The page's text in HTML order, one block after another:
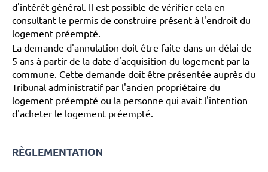
d'intérêt général. Il est possible de vérifier cela en
consultant le permis de construire présent à l'endroit du
logement préempté.
La demande d'annulation doit être faite dans un délai de
5 ans à partir de la date d'acquisition du logement par la
commune. Cette demande doit être présentée auprès du
Tribunal administratif par l'ancien propriétaire du
logement préempté ou la personne qui avait l'intention
d'acheter le logement préempté.
RÈGLEMENTATION